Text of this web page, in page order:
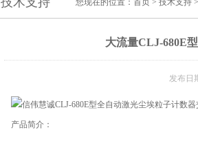
您现在的位置： 首页 > 技术支持
大流量CLJ-680E
发布日
产品简介：